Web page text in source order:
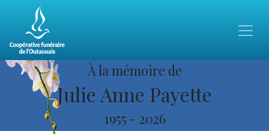
À la mémoire de
Julie Anne Payette
1955 - 2026